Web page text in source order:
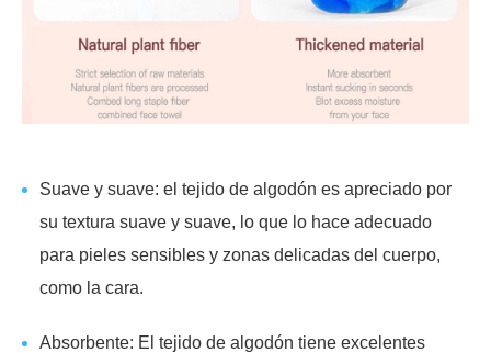
Suave y suave: el tejido de algodón es apreciado por
su textura suave y suave, lo que lo hace adecuado
para pieles sensibles y zonas delicadas del cuerpo,
como la cara.
Absorbente: El tejido de algodón tiene excelentes